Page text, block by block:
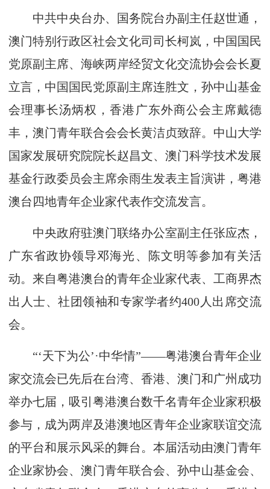
中共中央台办、国务院台办副主任赵世通，
澳门特别行政区社会文化司司长柯岚，中国国民
党原副主席、海峡两岸经贸文化交流协会会长夏
立言，中国国民党原副主席连胜文，孙中山基金
会理事长汤炳权，香港广东外商公会主席戴德
丰，澳门青年联合会会长黄洁贞致辞。中山大学
国家发展研究院院长赵昌文、澳门科学技术发展
基金行政委员会主席余雨生发表主旨演讲，粤港
澳台四地青年企业家代表作交流发言。
中央政府驻澳门联络办公室副主任张应杰，
广东省政协领导邓海光、陈文明等参加有关活
动。来自粤港澳台的青年企业家代表、工商界杰
出人士、社团领袖和专家学者约400人出席交流
会。
“‘天下为公’·中华情”——粤港澳台青年企业
家交流会已先后在台湾、香港、澳门和广州成功
举办七届，吸引粤港澳台数千名青年企业家积极
参与，成为两岸及港澳地区青年企业家联谊交流
的平台和展示风采的舞台。本届活动由澳门青年
企业家协会、澳门青年联合会、孙中山基金会、